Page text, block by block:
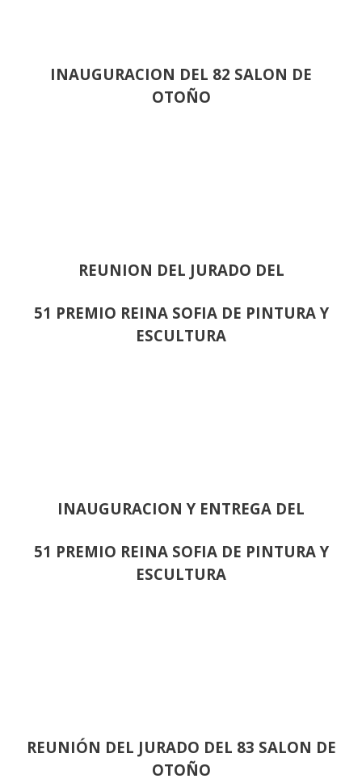
INAUGURACION DEL 82 SALON DE
OTOÑO
REUNION DEL JURADO DEL
51 PREMIO REINA SOFIA DE PINTURA Y
ESCULTURA
INAUGURACION Y ENTREGA DEL
51 PREMIO REINA SOFIA DE PINTURA Y
ESCULTURA
REUNIÓN DEL JURADO DEL 83 SALON DE
OTOÑO